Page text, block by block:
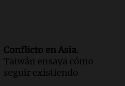
Conflicto en Asia.
Taiwán ensaya cómo
seguir existiendo